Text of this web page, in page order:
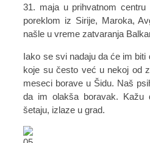
31. maja u prihvatnom
poreklom iz Sirije, Maroka,
našle u vreme zatvaranja
Iako se svi nadaju da će im
koje su često već u nekoj od
meseci borave u Šidu. Naš
da im olakša boravak. Kažu
šetaju, izlaze u grad.